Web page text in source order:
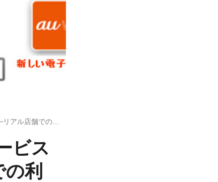
KDDI、au IDと連動した電子マネーサービス「au WALLET」を発表──リアル店舗での利用も可能
ビス
利